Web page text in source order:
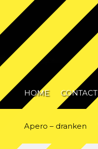
HOME CONTACT
Apero – dranken